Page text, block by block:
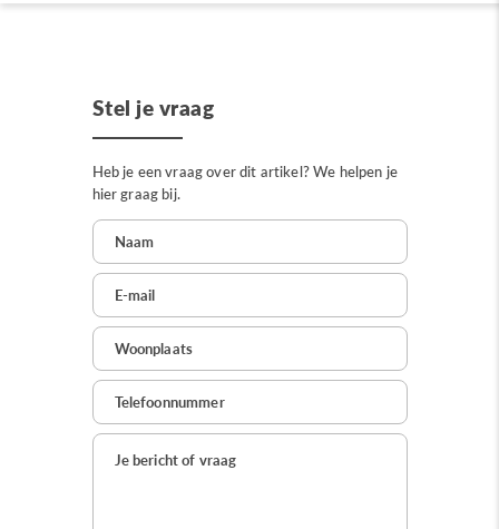
Stel je vraag
Heb je een vraag over dit artikel? We helpen je
hier graag bij.